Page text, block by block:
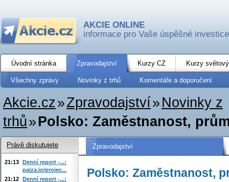
AKCIE ONLINE
informace pro Vaše úspěšné investice
Úvodní stránka Zpravodajství Kurzy CZ Kurzy
Všechny zprávy Novinky z trhů Komentáře a doporučení
Akcie.cz»Zpravodajství» Novinky z
trhů»Polsko: Zaměstnanost,
Zpravodajství
Polsko: Zaměstnanost,
Právě diskutujete
21:13 Denní report -...:
paiza.io/projec...
21:12 Denní report -...: